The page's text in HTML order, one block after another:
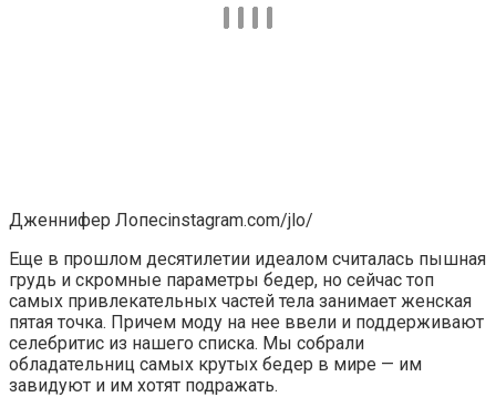
Дженнифер Лопесinstagram.com/jlo/
Еще в прошлом десятилетии идеалом считалась пышная
грудь и скромные параметры бедер, но сейчас топ
самых привлекательных частей тела занимает женская
пятая точка. Причем моду на нее ввели и поддерживают
селебритис из нашего списка. Мы собрали
обладательниц самых крутых бедер в мире — им
завидуют и им хотят подражать.